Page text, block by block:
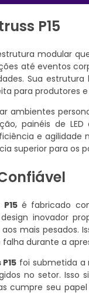
P15
modular
até eventos
Sua
para produtores
ambientes
painéis de
e
superior para os
é fabricado
inovador
mais pesados.
durante a
foi submetida a
no setor.
cumpre seu